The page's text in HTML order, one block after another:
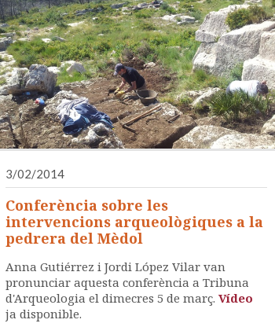
3/02/2014
Conferència sobre les
intervencions arqueològiques a la
pedrera del Mèdol
Anna Gutiérrez i Jordi López Vilar van
pronunciar aquesta conferència a Tribuna
d'Arqueologia el dimecres 5 de març. Vídeo
ja disponible.